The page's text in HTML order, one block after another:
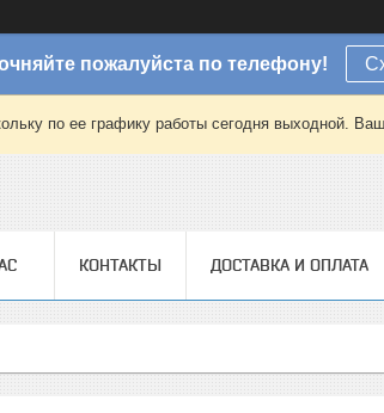
пожалуйста по телефону!
по ее графику работы сегодня выходной.
КОНТАКТЫ ДОСТАВКА И ОПЛАТА